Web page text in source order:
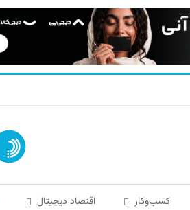
کسب‌و‌کار اقتصاد دیجیتال